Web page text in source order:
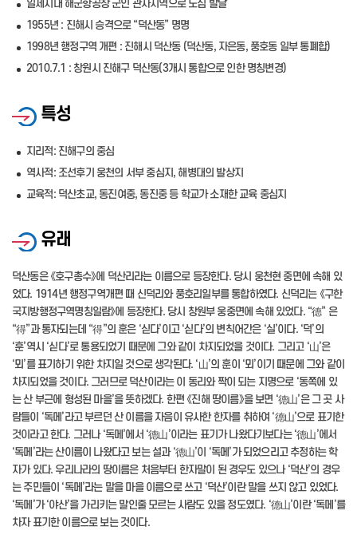
일제시대 해군항공창 군인 관사지역으로 도심 발달
1955년 : 진해시 승격으로 “덕산동” 명명
1998년 행정구역 개편 : 진해시 덕산동 (덕산동, 자은동, 풍호동 일부 통폐합)
2010.7.1 : 창원시 진해구 덕산동(3개시 통합으로 인한 명칭변경)
특성
지리적: 진해구의 중심
역사적: 조선후기 웅천의 서부 중심지, 해병대의 발상지
교육적: 덕산초교, 동진여중, 동진중 등 학교가 소재한 교육 중심지
유래
덕산동은 《호구총수》에 덕산리라는 이름으로 등장한다. 당시 웅천현 중면에 속해 있
었다. 1914년 행정구역개편 때 신덕리와 풍호리일부를 통합하였다. 신덕리는 《구한
국지방행정구역명칭일람》에 등장한다. 당시 창원부 웅중면에 속해 있었다. “德” 은
“得”과 통자되는데 “得”의 훈은 ‘싣다’이고 ‘싣다’의 변칙어간은 ‘실’이다. ‘덕’의
‘훈’역시 ‘싣다’로 통용되었기 때문에 그와 같이 차지되었을 것이다. 그리고 ‘山’은
‘뫼’를 표기하기 위한 차지일 것으로 생각된다. ‘山’의 훈이 ‘뫼’이기 때문에 그와 같이
차지되었을 것이다. 그러므로 덕산이라는 이 동리와 짝이 되는 지명으로 ‘동쪽에 있
는 산 부근에 형성된 마을’을 뜻하겠다. 한편 《진해 땅이름》을 보면 ‘德山’은 그 곳 사
람들이 ‘독메’라고 부르던 산 이름을 자음이 유사한 한자를 취하여 ‘德山’으로 표기한
것이라고 한다. 그러나 ‘독메’에서 ‘德山’이라는 표기가 나왔다기보다는 ‘德山’에서
‘독메’라는 산이름이 나왔다고 보는 설과 ‘德山’이 ‘독메’가 되었으리고 추정하는 학
자가 있다. 우리나라의 땅이름은 처음부터 한자말이 된 경우도 있으나 ‘덕산’의 경우
는 주민들이 ‘독메’라는 말을 마을 이름으로 쓰고 ‘덕산’이란 말을 쓰지 않고 있었다.
‘독메’가 ‘야산’을 가리키는 말인줄 모르는 사람도 있을 정도였다. ‘德山’이란 ‘독메’를
차자 표기한 이름으로 보는 것이다.